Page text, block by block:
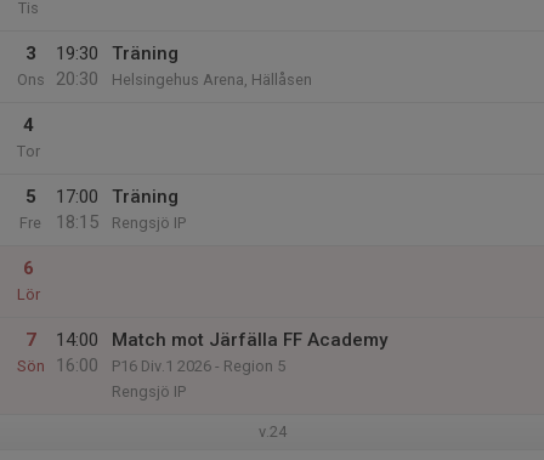
Tis
3
Ons
19:30
20:30
Träning
Helsingehus Arena, Hällåsen
4
Tor
5
Fre
17:00
18:15
Träning
Rengsjö IP
6
Lör
7
Sön
14:00
16:00
Match mot Järfälla FF Academy
P16 Div.1 2026 - Region 5
Rengsjö IP
v.24